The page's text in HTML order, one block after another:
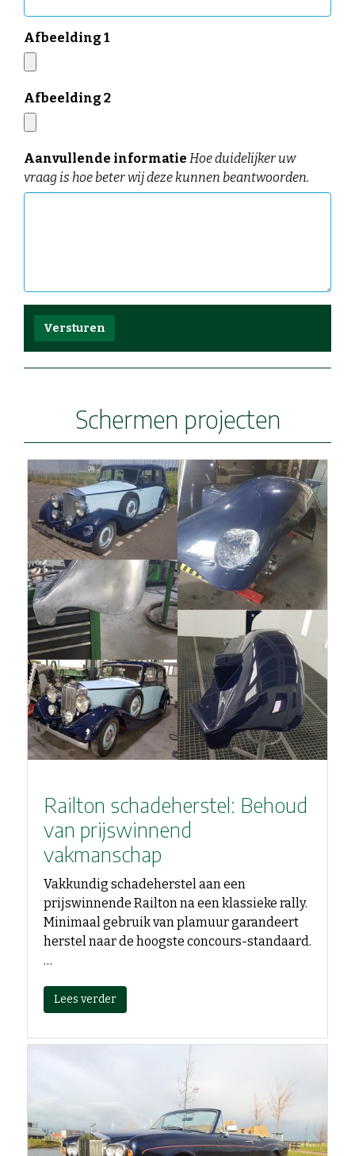
Afbeelding 1
Afbeelding 2
Aanvullende informatie Hoe duidelijker uw
vraag is hoe beter wij deze kunnen beantwoorden.
Schermen projecten
Railton schadeherstel: Behoud
van prijswinnend
vakmanschap
Vakkundig schadeherstel aan een
prijswinnende Railton na een klassieke rally.
Minimaal gebruik van plamuur garandeert
herstel naar de hoogste concours-standaard.
…
Lees verder